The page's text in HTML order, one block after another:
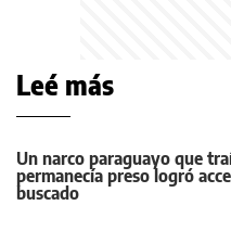
Leé más
Un narco paraguayo que
permanecía preso logró
buscado